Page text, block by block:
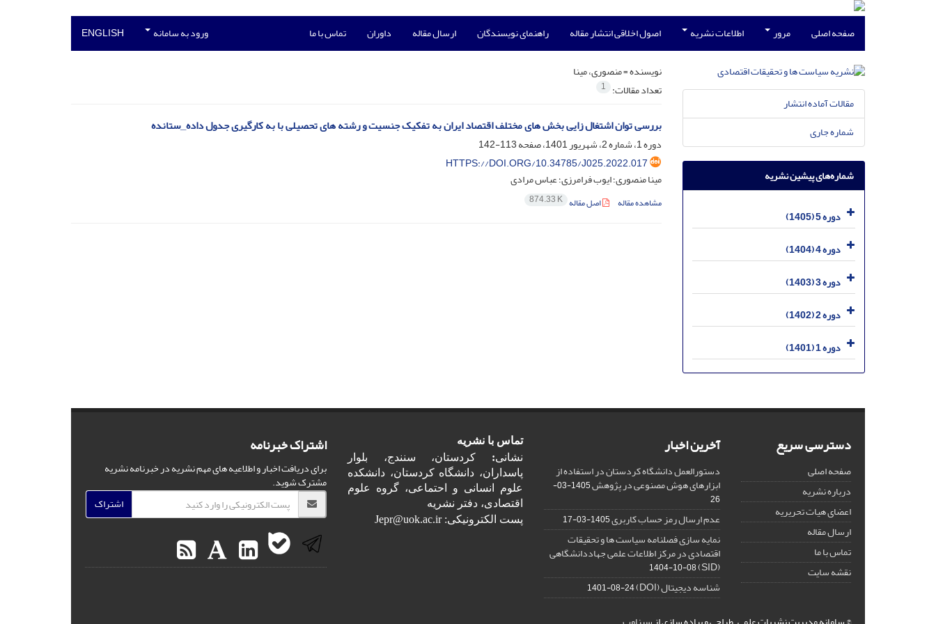
صفحه اصلی مرور اطلاعات نشریه اصول اخلاقی انتشار مقاله راهنمای نویسندگان ارسال مقاله داوران تماس با ما ورود به سامانه ENGLISH
نویسنده =منصوری، مینا
تعداد مقالات: 1
بررسی توان اشتغال زایی بخش های مختلف اقتصاد ایران به تفکیک جنسیت و رشته های تحصیلی با به کارگیری جدول داده_ستانده
دوره 1، شماره 2، شهریور 1401، صفحه
113-142
HTTPS://DOI.ORG/10.34785/J025.2022.017
مینا منصوری؛ ایوب فرامرزی؛ عباس مرادی
مشاهده مقاله اصل مقاله 874.33 K
مقالات آماده انتشار
شماره جاری
شماره‌های پیشین نشریه
دوره 5 (1405)
دوره 4 (1404)
دوره 3 (1403)
دوره 2 (1402)
دوره 1 (1401)
دسترسی سریع
صفحه اصلی
درباره نشریه
اعضای هیات تحریریه
ارسال مقاله
تماس با ما
نقشه سایت
آخرین اخبار
دستورالعمل دانشگاه کردستان در استفاده از
ابزارهای هوش مصنوعی در پژوهش
1405-03-
26
عدم ارسال رمز حساب کاربری1405-03-17
نمایه سازی فصلنامه سیاست ها و تحقیقات
اقتصادی در مرکز اطلاعات علمی جهاددانشگاهی
(SID)
1404-10-08
شناسه دیجیتال (DOI) 1401-08-24
تماس با نشریه
نشانی: کردستان، سنندج، بلوار
پاسداران، دانشگاه کردستان، دانشکده
علوم انسانی و احتماعی، گروه علوم
اقتصادی، دفتر نشریه
پست الکترونیکی: Jepr@uok.ac.ir
اشتراک خبرنامه
برای دریافت اخبار و اطلاعیه های مهم نشریه در خبرنامه نشریه
مشترک شوید.
اشتراک